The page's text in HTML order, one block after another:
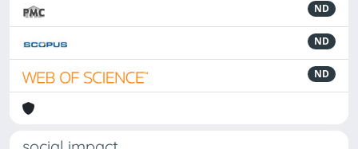
ND
ND
ND